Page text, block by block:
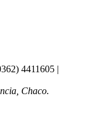
4411605 |
Chaco.